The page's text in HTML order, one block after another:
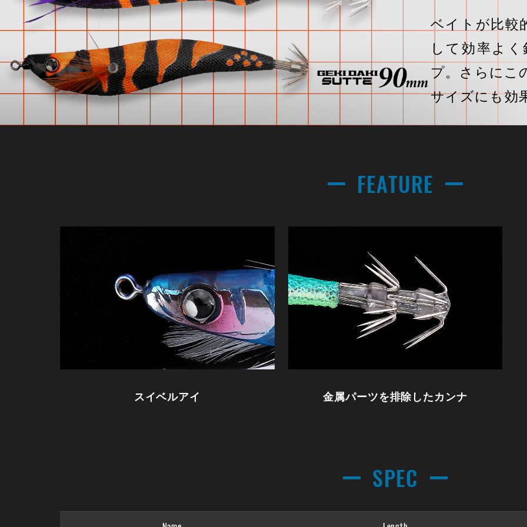
ベイトが比較
して効率よ
プ。さらにこ
サイズにも効
FEATURE
スイベルアイ 金属パーツを排除したカンナ
SPEC